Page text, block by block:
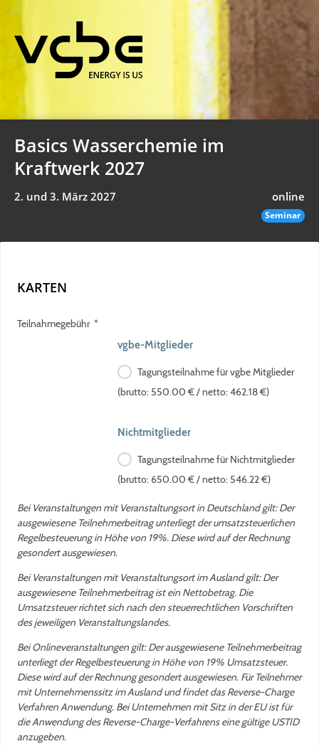
Basics Wasserchemie im
Kraftwerk 2027
2. und 3. März 2027 online
Seminar
KARTEN
Teilnahmegebühr *
vgbe-Mitglieder
Tagungsteilnahme für vgbe Mitglieder
(brutto: 550.00 € / netto: 462.18 €)
Nichtmitglieder
Tagungsteilnahme für Nichtmitglieder
(brutto: 650.00 € / netto: 546.22 €)
Bei Veranstaltungen mit Veranstaltungsort in Deutschland gilt: Der
ausgewiesene Teilnehmerbeitrag unterliegt der umsatzsteuerlichen
Regelbesteuerung in Höhe von 19%. Diese wird auf der Rechnung
gesondert ausgewiesen.
Bei Veranstaltungen mit Veranstaltungsort im Ausland gilt: Der
ausgewiesene Teilnehmerbeitrag ist ein Nettobetrag. Die
Umsatzsteuer richtet sich nach den steuerrechtlichen Vorschriften
des jeweiligen Veranstaltungslandes.
Bei Onlineveranstaltungen gilt: Der ausgewiesene Teilnehmerbeitrag
unterliegt der Regelbesteuerung in Höhe von 19% Umsatzsteuer.
Diese wird auf der Rechnung gesondert ausgewiesen. Für Teilnehmer
mit Unternehmenssitz im Ausland und findet das Reverse-Charge
Verfahren Anwendung. Bei Unternehmen mit Sitz in der EU ist für
die Anwendung des Reverse-Charge-Verfahrens eine gültige USTID
anzugeben.